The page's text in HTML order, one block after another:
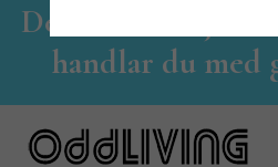
Det lilla
handlar du med